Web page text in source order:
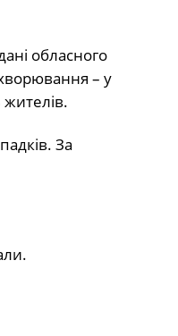
обласного
– у
За